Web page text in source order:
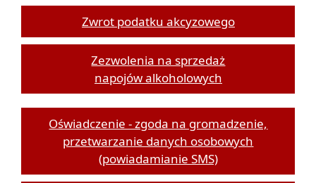
Zwrot podatku akcyzowego
Zezwolenia na sprzedaż
napojów alkoholowych
Oświadczenie - zgoda na gromadzenie,
przetwarzanie danych osobowych
(powiadamianie SMS)